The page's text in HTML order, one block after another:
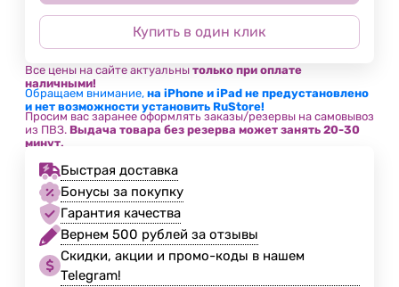
Купить в один клик
Все цены на сайте актуальны только при оплате
наличными!
Обращаем внимание, на iPhone и iPad не предустановлено
и нет возможности установить RuStore!
Просим вас заранее оформлять заказы/резервы на самовывоз
из ПВЗ. Выдача товара без резерва может занять 20-30
минут.
Быстрая доставка
Бонусы за покупку
Гарантия качества
Вернем 500 рублей за отзывы
Скидки, акции и промо-коды в нашем
Telegram!